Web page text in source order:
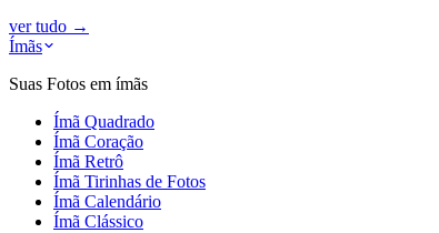
ver tudo →
Ímãs
Suas Fotos em ímãs
Ímã Quadrado
Ímã Coração
Ímã Retrô
Ímã Tirinhas de Fotos
Ímã Calendário
Ímã Clássico